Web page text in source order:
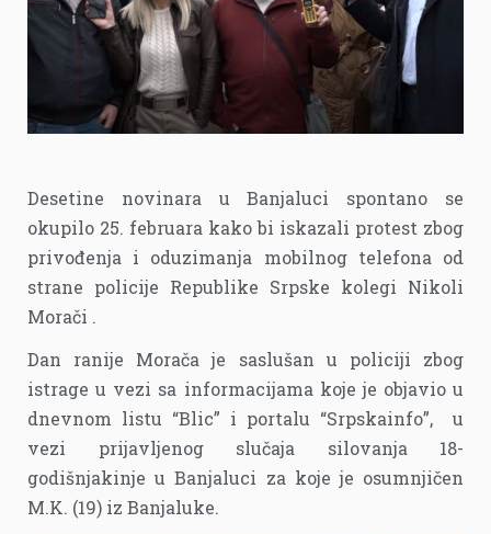
Desetine novinara u Banjaluci spontano se
okupilo 25. februara kako bi iskazali protest zbog
privođenja i oduzimanja mobilnog telefona od
strane policije Republike Srpske kolegi Nikoli
Morači .
Dan ranije Morača je saslušan u policiji zbog
istrage u vezi sa informacijama koje je objavio u
dnevnom listu “Blic” i portalu “Srpskainfo”, u
vezi prijavljenog slučaja silovanja 18-
godišnjakinje u Banjaluci za koje je osumnjičen
M.K. (19) iz Banjaluke.